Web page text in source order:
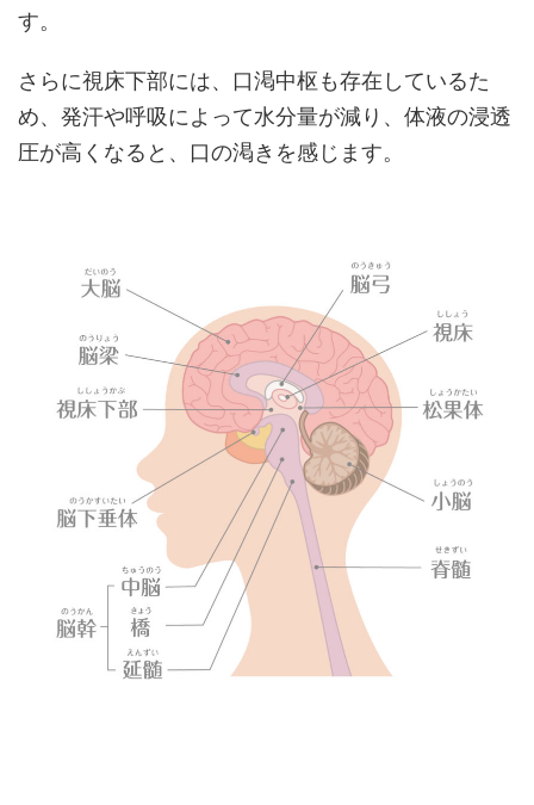
す。
さらに視床下部には、口渇中枢も存在しているた
め、発汗や呼吸によって水分量が減り、体液の浸透
圧が高くなると、口の渇きを感じます。